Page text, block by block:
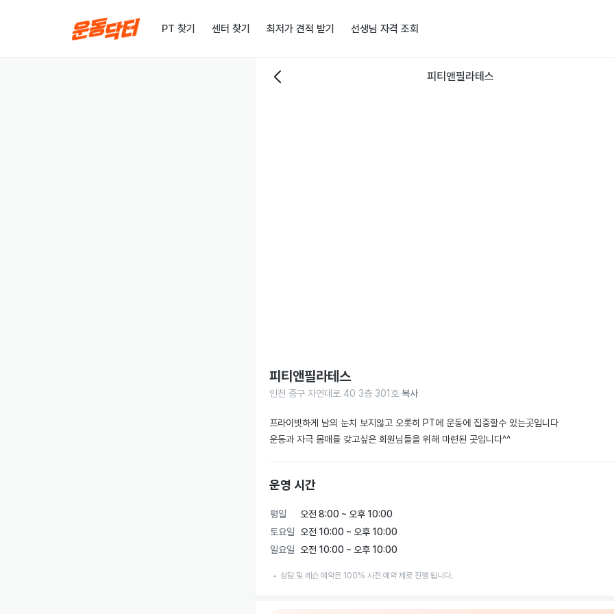
PT 찾기 센터 찾기 최저가 견적 받기 선생님 자격 조회
피티앤필라테스
피티앤필라테스
인천 중구 자연대로 40 3층 301호 복사
프라이빗하게 남의 눈치 보지않고 오롯히 PT에 운동에 집중할수 있는곳입니다
운동과 자극 몸매를 갖고싶은 회원님들을 위해 마련된 곳입니다^^
운영 시간
평일
오전 8:00 ~ 오후 10:00
토요일
오전 10:00 ~ 오후 10:00
일요일
오전 10:00 ~ 오후 10:00
상담 및 레슨 예약은 100% 사전 예약 제로 진행 됩니다.